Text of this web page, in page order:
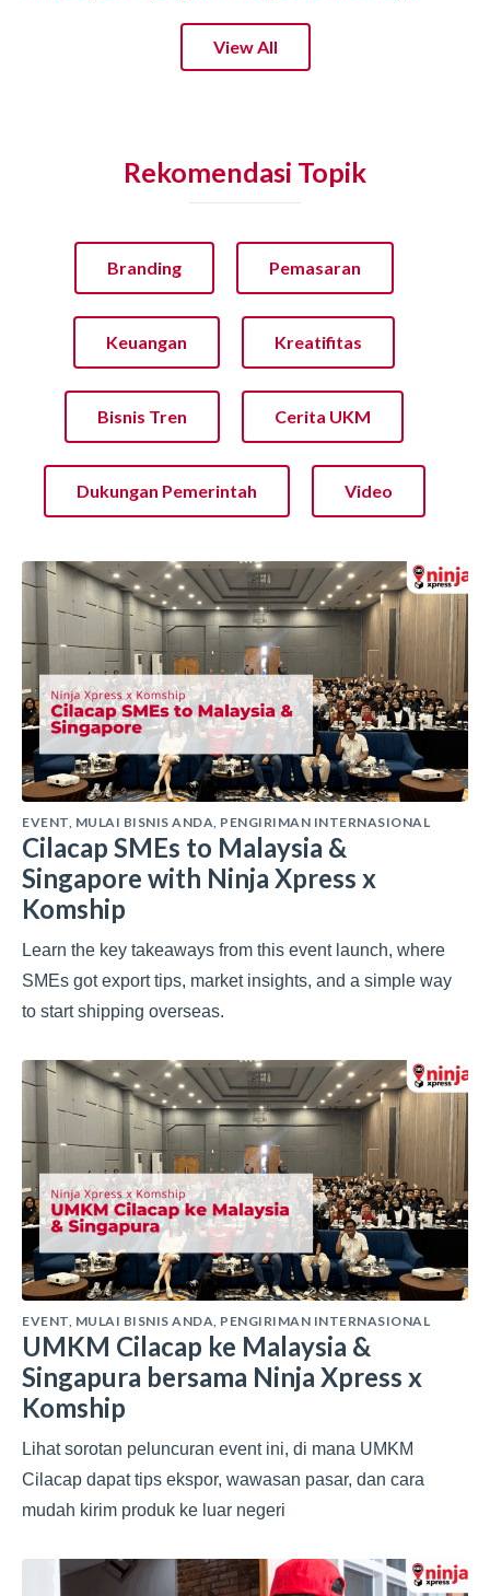
View All
Rekomendasi Topik
Branding Pemasaran
Keuangan Kreatifitas
Bisnis Tren Cerita UKM
Dukungan Pemerintah Video
EVENT MULAI BISNIS ANDA PENGIRIMAN INTERNASIONAL
Cilacap SMEs to Malaysia &
Singapore with Ninja Xpress x
Komship
Learn the key takeaways from this event launch, where
SMEs got export tips, market insights, and a simple way
to start shipping overseas.
EVENT MULAI BISNIS ANDA PENGIRIMAN INTERNASIONAL
UMKM Cilacap ke Malaysia &
Singapura bersama Ninja Xpress x
Komship
Lihat sorotan peluncuran event ini, di mana UMKM
Cilacap dapat tips ekspor, wawasan pasar, dan cara
mudah kirim produk ke luar negeri